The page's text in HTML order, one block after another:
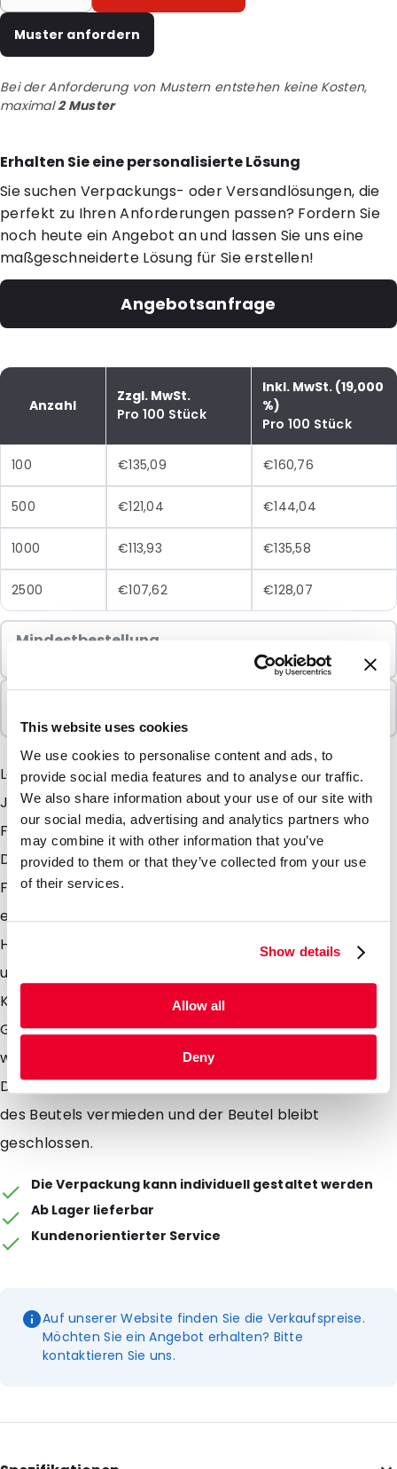
This website uses cookies
We use cookies to personalise content and ads, to
provide social media features and to analyse our traffic.
We also share information about your use of our site with
our social media, advertising and analytics partners who
may combine it with other information that you’ve
provided to them or that they’ve collected from your use
of their services.
Show details
Allow all
Deny
Muster anfordern
Bei der Anforderung von Mustern entstehen keine Kosten,
maximal2 Muster
Erhalten Sie eine personalisierte Lösung
Sie suchen Verpackungs- oder Versandlösungen, die
perfekt zu Ihren Anforderungen passen? Fordern Sie
noch heute ein Angebot an und lassen Sie uns eine
maßgeschneiderte Lösung für Sie erstellen!
Angebotsanfrage
Anzahl
Zzgl. MwSt.
Pro 100 Stück
Inkl. MwSt. (19,000
%)
Pro 100 Stück
100 €135,09 €160,76
500 €121,04 €144,04
1000 €113,93 €135,58
2500 €107,62 €128,07
Mindestbestellung
100 Einheiten
Lamizp Colour -der bekannte Lamizip in einer neuen
Jacke. Dieser Stehbodenbeutel ist in verschiedenen
Farben wie gold, weiss, schwarz und silber erhältlich.
Durch die Kombination mit den einzigartigen matten
Farben und den Eigenschaften des Lamizip, haben Sie
eine chique und zeitgenössiche Verpackung in Ihren
Händen. Versehen den Beutel noch mit einem Ventil
und sie können diesen einzigartigen Beutel als
Kaffeeverpackung nutzen. Das Ventil sorgt dafür das
Gass wie CO2 die durch die Kaffeebohnen produziert
werden, aus der Verpackung entweichen können.
Dadurch wird eine Überdruck und somit ein Platzen
des Beutels vermieden und der Beutel bleibt
geschlossen.
Die Verpackung kann individuell gestaltet werden
Ab Lager lieferbar
Kundenorientierter Service
Auf unserer Website finden Sie die Verkaufspreise.
Möchten Sie ein Angebot erhalten? Bitte
kontaktieren Sie uns.